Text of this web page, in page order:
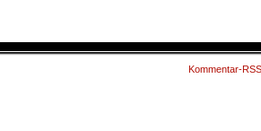
Kommentar-RSS